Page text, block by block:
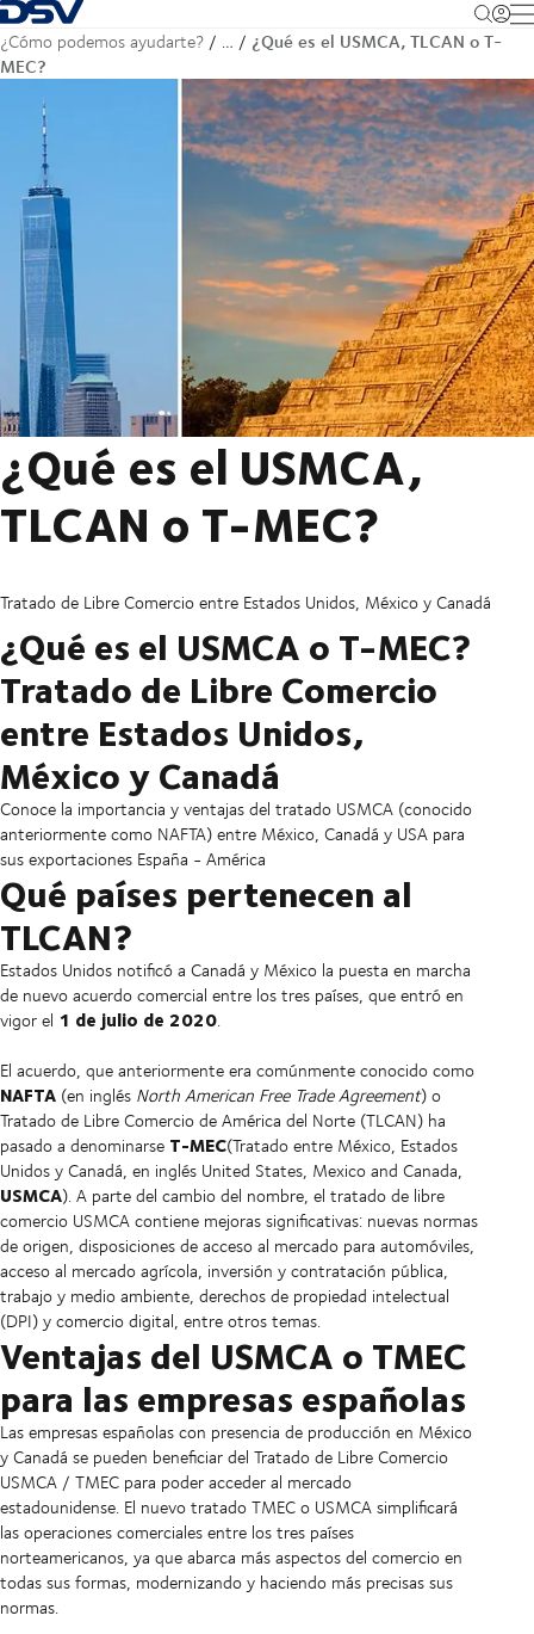
Volver a la página de inicio
¿Cómo podemos ayudarte? …
¿Qué es el USMCA, TLCAN o T-
MEC?
¿Qué es el USMCA,
TLCAN o T-MEC?
Tratado de Libre Comercio entre Estados Unidos, México y Canadá
¿Qué es el USMCA o T-MEC?
Tratado de Libre Comercio
entre Estados Unidos,
México y Canadá
Conoce la importancia y ventajas del tratado USMCA (conocido
anteriormente como NAFTA) entre México, Canadá y USA para
sus exportaciones España - América
Qué países pertenecen al
TLCAN?
Estados Unidos notificó a Canadá y México la puesta en marcha
de nuevo acuerdo comercial entre los tres países, que entró en
vigor el 1 de julio de 2020.
El acuerdo, que anteriormente era comúnmente conocido como
NAFTA (en inglés North American Free Trade Agreement) o
Tratado de Libre Comercio de América del Norte (TLCAN) ha
pasado a denominarse T-MEC(Tratado entre México, Estados
Unidos y Canadá, en inglés United States, Mexico and Canada,
USMCA). A parte del cambio del nombre, el tratado de libre
comercio USMCA contiene mejoras significativas: nuevas normas
de origen, disposiciones de acceso al mercado para automóviles,
acceso al mercado agrícola, inversión y contratación pública,
trabajo y medio ambiente, derechos de propiedad intelectual
(DPI) y comercio digital, entre otros temas.
Ventajas del USMCA o TMEC
para las empresas españolas
Las empresas españolas con presencia de producción en México
y Canadá se pueden beneficiar del Tratado de Libre Comercio
USMCA / TMEC para poder acceder al mercado
estadounidense. El nuevo tratado TMEC o USMCA simplificará
las operaciones comerciales entre los tres países
norteamericanos, ya que abarca más aspectos del comercio en
todas sus formas, modernizando y haciendo más precisas sus
normas.